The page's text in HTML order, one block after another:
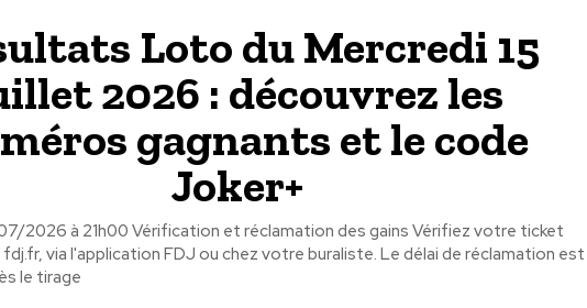
Loto du Mercredi 15
2026 : découvrez les
gagnants et le code
Joker+
2026 à 21h00 Vérification et réclamation des gains Vérifiez votre ticket
via l'application FDJ ou chez votre buraliste. Le délai de réclamation est
le tirage